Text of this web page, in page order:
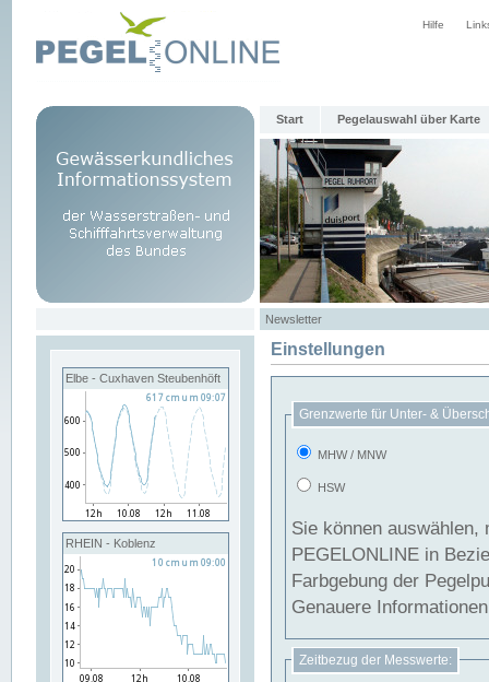
Hilfe
Start Pegelauswahl über Karte
Newsletter
Elbe - Cuxhaven Steubenhöft
RHEIN - Koblenz
Einstellungen
Grenzwerte für Unter- &
MHW / MNW
HSW
Sie können
PEGELONLINE in Beziehung
Farbgebung der
Genauere
Zeitbezug der Messwerte: